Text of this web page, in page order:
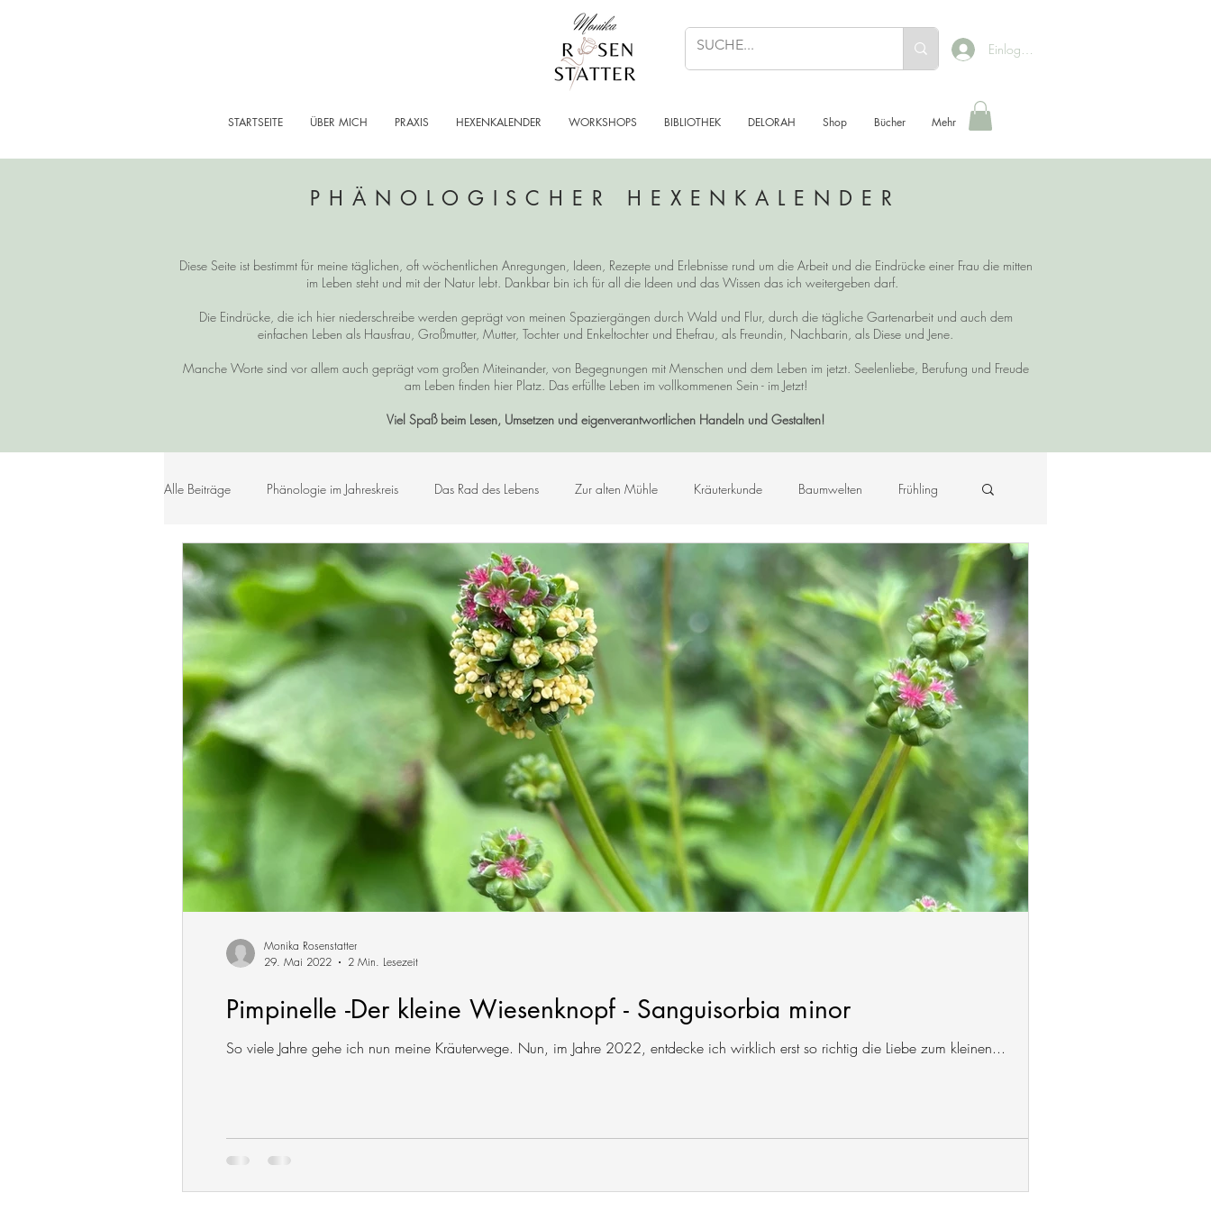
Einloggen
STARTSEITE ÜBER MICH PRAXIS HEXENKALENDER WORKSHOPS BIBLIOTHEK DELORAH Shop Bücher Mehr
PHÄNOLOGISCHER HEXENKALENDER
Diese Seite ist bestimmt für meine täglichen, oft wöchentlichen Anregungen, Ideen, Rezepte und Erlebnisse rund um die Arbeit und die Eindrücke einer Frau die mitten
im Leben steht und mit der Natur lebt. Dankbar bin ich für all die Ideen und das Wissen das ich weitergeben darf.
Die Eindrücke, die ich hier niederschreibe werden geprägt von meinen Spaziergängen durch Wald und Flur, durch die tägliche Gartenarbeit und auch dem
einfachen Leben als Hausfrau, Großmutter, Mutter, Tochter und Enkeltochter und Ehefrau, als Freundin, Nachbarin, als Diese und Jene.
Manche Worte sind vor allem auch geprägt vom großen Miteinander, von Begegnungen mit Menschen und dem Leben im jetzt. Seelenliebe, Berufung und Freude
am Leben finden hier Platz. Das erfüllte Leben im vollkommenen Sein - im Jetzt!
Viel Spaß beim Lesen, Umsetzen und eigenverantwortlichen Handeln und Gestalten!
Alle Beiträge Phänologie im Jahreskreis Das Rad des Lebens Zur alten Mühle Kräuterkunde Baumwelten Frühling
Sommer Herbst Winter Log-Buch Garten Wald Sternenzeit Krafttier - Botschaften
Lebensleichte Ernährung Chakralehre Angelart - Engelwelt Kabbalah Kraft des Ortes Musik
Herzenslieder Kunst-Hand-Werk Rat der 13 Großmütter Adventkalender 2021 Hildegard von Bingen
Geschichtenkiste Gedichte, Sprüche und Zitate
Pimpinelle -Der kleine Wiesenknopf - Sanguisorbia minor
So viele Jahre gehe ich nun meine Kräuterwege. Nun, im Jahre 2022, entdecke ich wirklich erst so richtig die Liebe zum kleinen...
Monika Rosenstatter
29. Mai 2022
2 Min. Lesezeit